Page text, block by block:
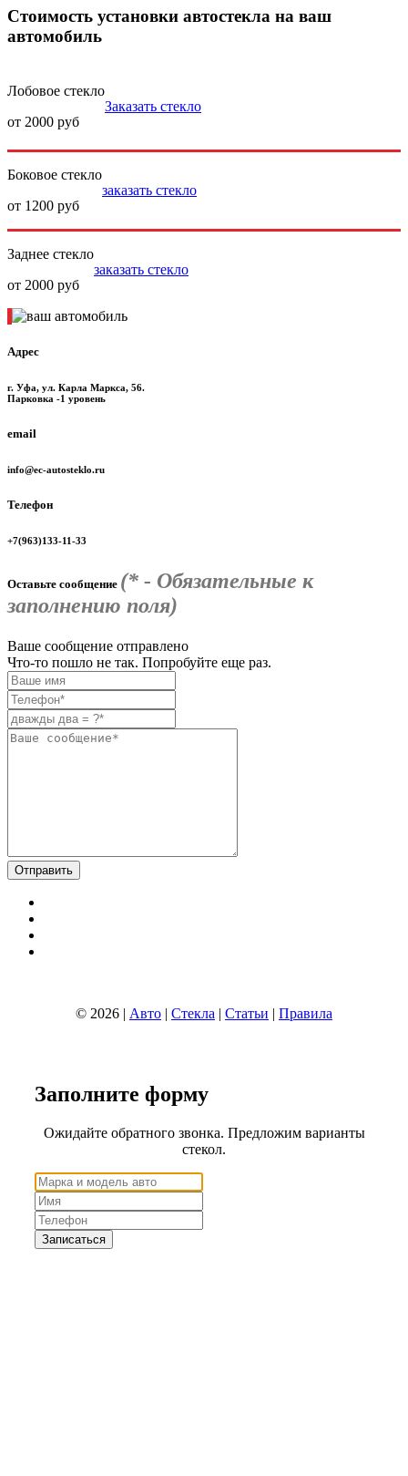
Стоимость установки автостекла на ваш
автомобиль
Лобовое стекло
от 2000 руб
Заказать стекло
Боковое стекло
от 1200 руб
заказать стекло
Заднее стекло
от 2000 руб
заказать стекло
Адрес
г. Уфа, ул. Карла Маркса, 56.
Парковка -1 уровень
email
info@ec-autosteklo.ru
Телефон
+7(963)133-11-33
Оставьте сообщение (* - Обязательные к
заполнению поля)
Ваше сообщение отправлено
Что-то пошло не так. Попробуйте еще раз.
© 2026 | Авто | Стекла | Статьи | Правила
Заполните форму
Ожидайте обратного звонка. Предложим варианты
стекол.